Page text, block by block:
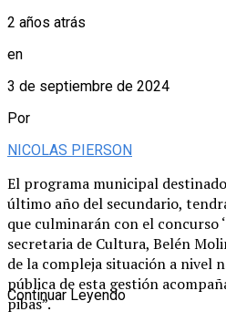
2 años atrás
en
3 de septiembre de 2024
Por
NICOLAS PIERSON
El programa municipal
último año del secundario,
que culminarán con el concurso
secretaria de Cultura, Belén
de la compleja situación a nivel
pública de esta gestión
pibas”.
Continuar Leyendo